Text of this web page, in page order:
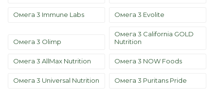
Омега 3 Immune Labs Омега 3 Evolite
Омега 3 Olimp
Омега 3 California GOLD
Nutrition
Омега 3 AllMax Nutrition Омега 3 NOW Foods
Омега 3 Universal Nutrition Омега 3 Puritans Pride